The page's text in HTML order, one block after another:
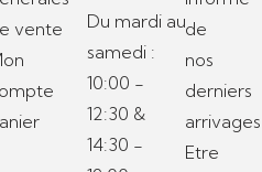
vente
Du mardi au
samedi :
10:00 -
12:30 &
14:30 -
de
nos
derniers
Etre